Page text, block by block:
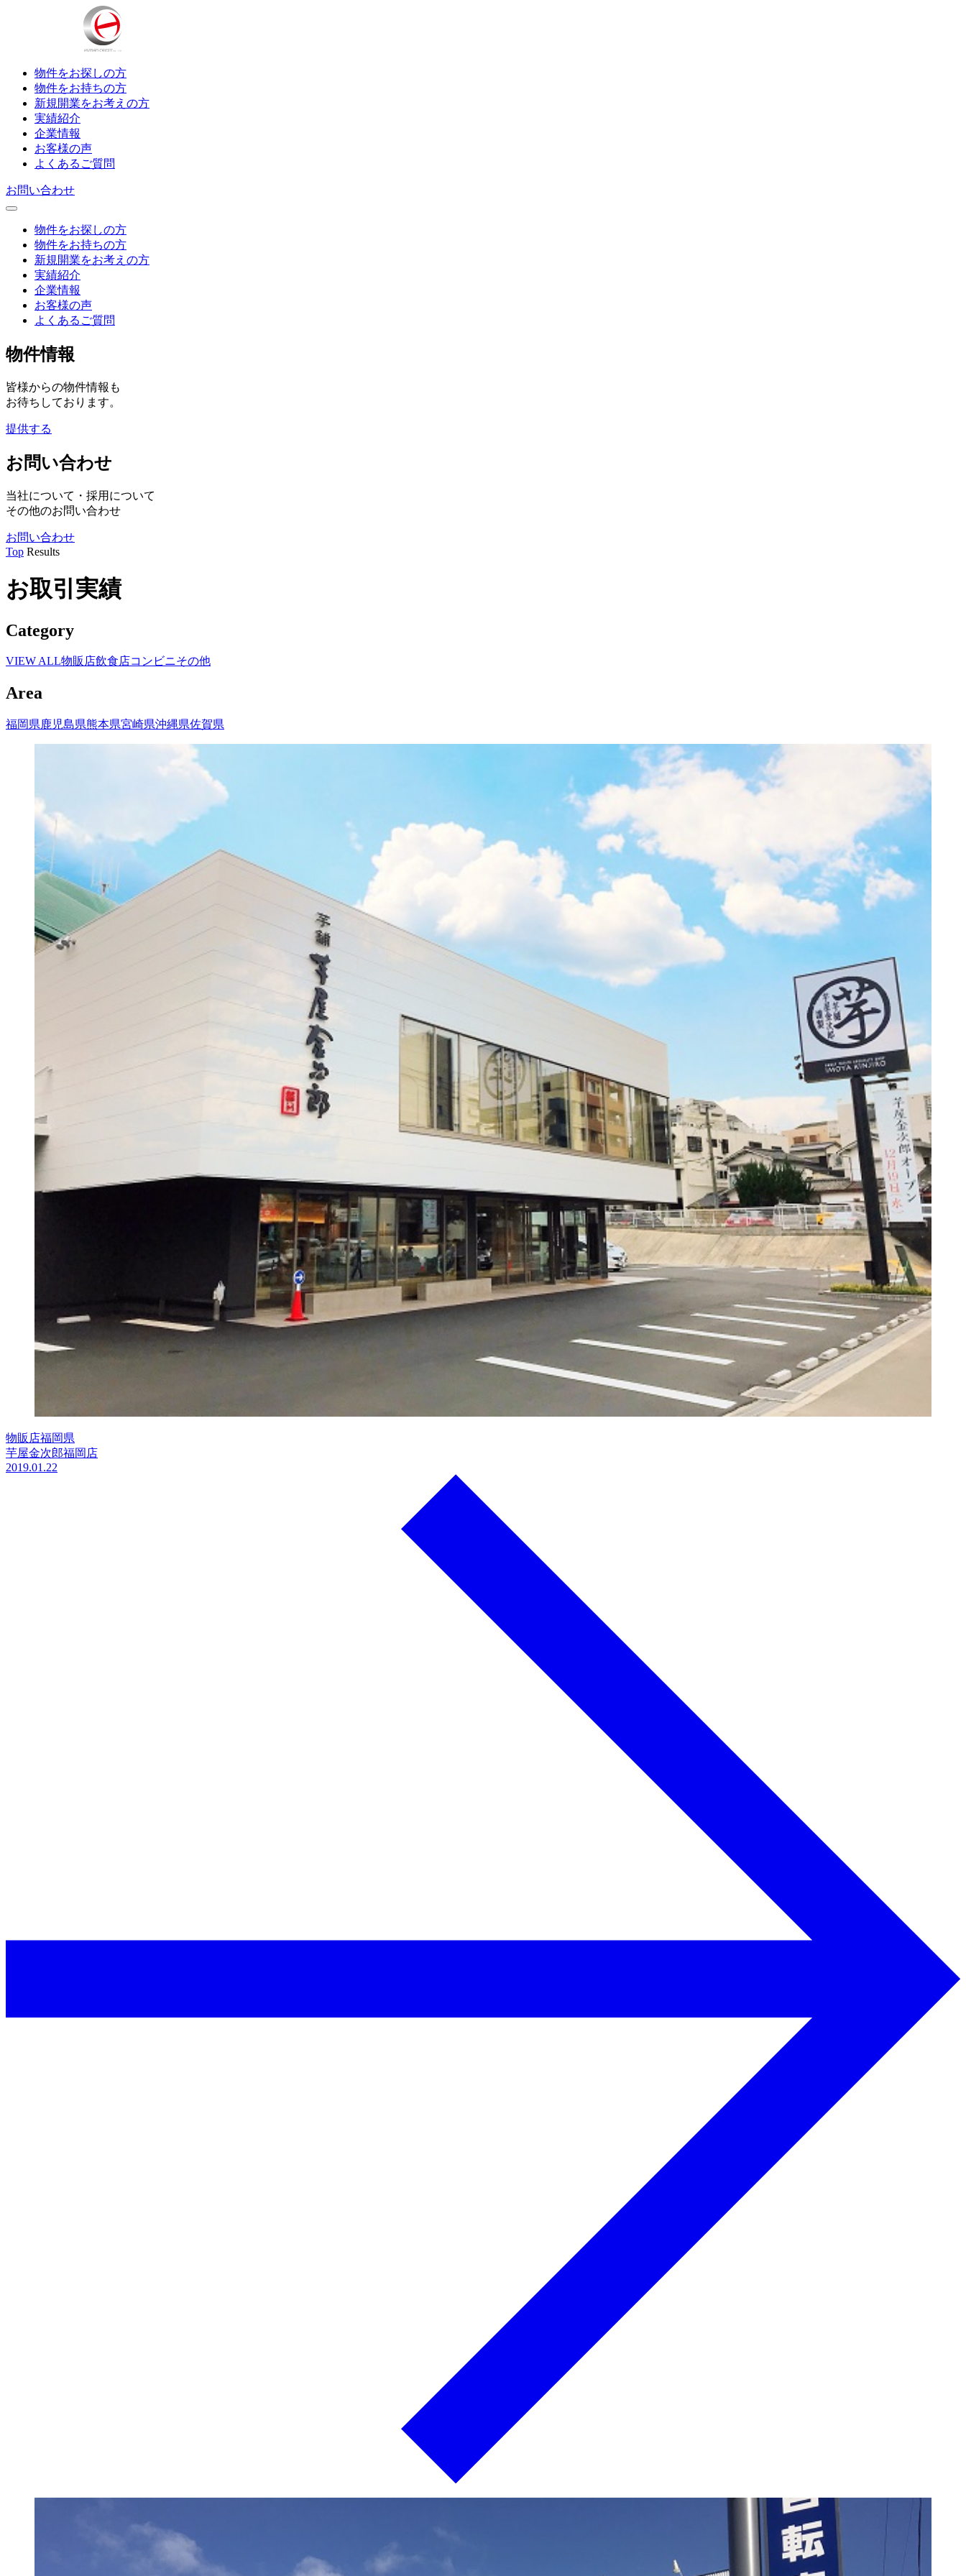
物件をお探しの方
物件をお持ちの方
新規開業をお考えの方
実績紹介
企業情報
お客様の声
よくあるご質問
お問い合わせ
物件をお探しの方
物件をお持ちの方
新規開業をお考えの方
実績紹介
企業情報
お客様の声
よくあるご質問
物件情報
皆様からの物件情報も
お待ちしております。
提供する
お問い合わせ
当社について・採用について
その他のお問い合わせ
お問い合わせ
Top Results
お取引実績
Category
VIEW ALL物販店飲食店コンビニその他
Area
福岡県鹿児島県熊本県宮崎県沖縄県佐賀県
物販店福岡県
芋屋金次郎福岡店
2019.01.22